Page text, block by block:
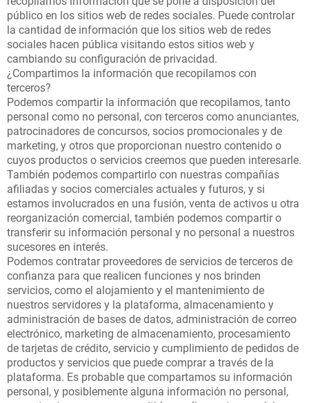
público en los sitios web de redes sociales. Puede controlar
la cantidad de información que los sitios web de redes
sociales hacen pública visitando estos sitios web y
cambiando su configuración de privacidad.
¿Compartimos la información que recopilamos con
terceros?
Podemos compartir la información que recopilamos, tanto
personal como no personal, con terceros como anunciantes,
patrocinadores de concursos, socios promocionales y de
marketing, y otros que proporcionan nuestro contenido o
cuyos productos o servicios creemos que pueden interesarle.
También podemos compartirlo con nuestras compañías
afiliadas y socios comerciales actuales y futuros, y si
estamos involucrados en una fusión, venta de activos u otra
reorganización comercial, también podemos compartir o
transferir su información personal y no personal a nuestros
sucesores en interés.
Podemos contratar proveedores de servicios de terceros de
confianza para que realicen funciones y nos brinden
servicios, como el alojamiento y el mantenimiento de
nuestros servidores y la plataforma, almacenamiento y
administración de bases de datos, administración de correo
electrónico, marketing de almacenamiento, procesamiento
de tarjetas de crédito, servicio y cumplimiento de pedidos de
productos y servicios que puede comprar a través de la
plataforma. Es probable que compartamos su información
personal, y posiblemente alguna información no personal,